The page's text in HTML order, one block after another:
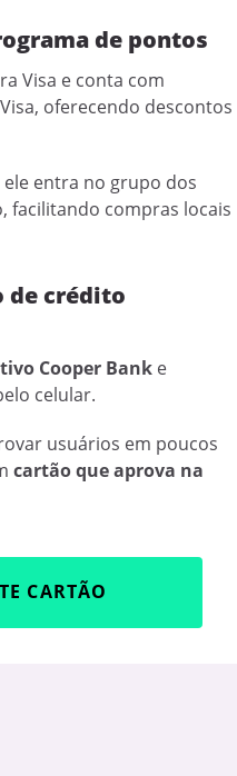
de pontos
Visa e conta com
oferecendo descontos
ele entra no grupo dos
facilitando compras locais
de crédito
Cooper Bank e
celular.
usuários em poucos
cartão que aprova na
CARTÃO